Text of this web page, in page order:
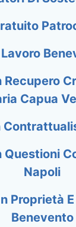
Recupero
Capua
Questioni
Napoli
Proprietà
Benevento